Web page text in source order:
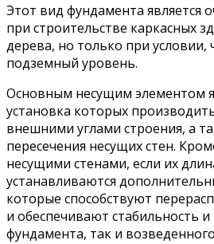
Этот вид фундамента является
при строительстве каркасных
дерева, но только при условии,
подземный уровень.
Основным несущим элементом
установка которых
внешними углами строения, а
пересечения несущих стен.
несущими стенами, если их
устанавливаются
которые способствуют
и обеспечивают стабильность
фундамента, так и